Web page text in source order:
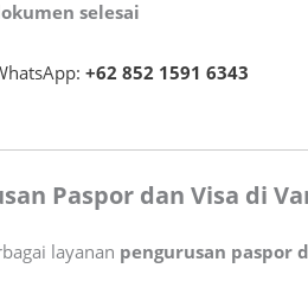
selesai
+62 852 1591 6343
Paspor dan Visa di
layanan pengurusan paspor